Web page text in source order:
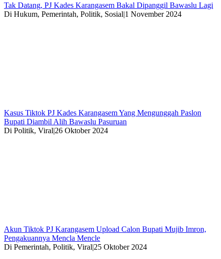
Tak Datang, PJ Kades Karangasem Bakal Dipanggil Bawaslu Lagi
Di Hukum, Pemerintah, Politik, Sosial|1 November 2024
Kasus Tiktok PJ Kades Karangasem Yang Mengunggah Paslon
Bupati Diambil Alih Bawaslu Pasuruan
Di Politik, Viral|26 Oktober 2024
Akun Tiktok PJ Karangasem Upload Calon Bupati Mujib Imron,
Pengakuannya Mencla Mencle
Di Pemerintah, Politik, Viral|25 Oktober 2024